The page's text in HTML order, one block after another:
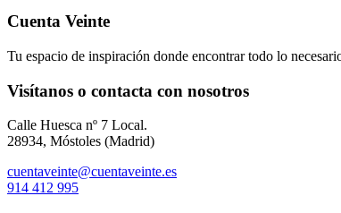
Cuenta Veinte
Tu espacio de inspiración donde encontrar todo lo
Visítanos o contacta con nosotros
Calle Huesca nº 7 Local.
28934, Móstoles (Madrid)
cuentaveinte@cuentaveinte.es
914 412 995